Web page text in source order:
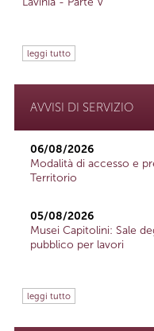
leggi tutto
AVVISI DI SERVIZIO
06/08/2026
Modalità di accesso e
Territorio
05/08/2026
Musei Capitolini: Sale
pubblico per lavori
leggi tutto